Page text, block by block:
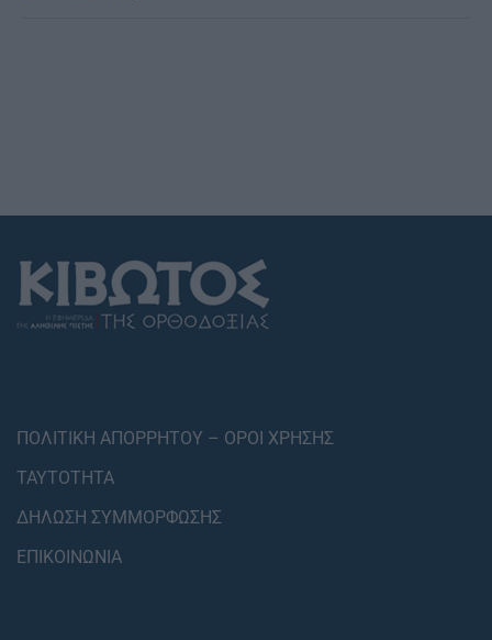
ΠΟΛΙΤΙΚΗ ΑΠΟΡΡΗΤΟΥ – ΟΡΟΙ ΧΡΗΣΗΣ
ΤΑΥΤΟΤΗΤΑ
ΔΗΛΩΣΗ ΣΥΜΜΟΡΦΩΣΗΣ
ΕΠΙΚΟΙΝΩΝΙΑ